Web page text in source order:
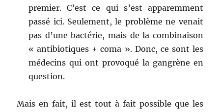
premier. C’est ce qui s’est apparemment
passé ici. Seulement, le problème ne venait
pas d’une bactérie, mais de la combinaison
« antibiotiques + coma ». Donc, ce sont les
médecins qui ont provoqué la gangrène en
question.
Mais en fait, il est tout à fait possible que les